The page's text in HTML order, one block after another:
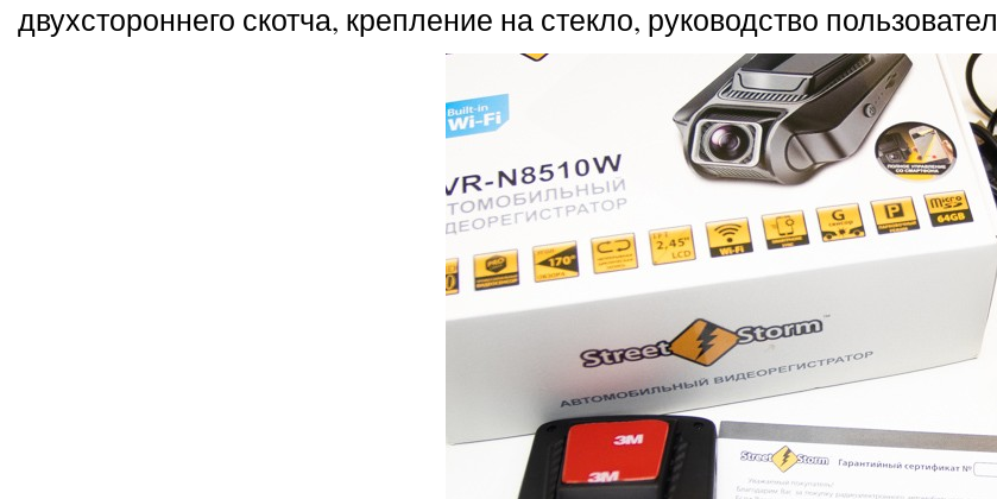
двухстороннего скотча, крепление на стекло, руководство